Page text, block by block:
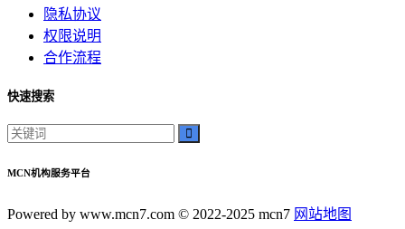
隐私协议
权限说明
合作流程
快速搜索
MCN机构服务平台
Powered by www.mcn7.com © 2022-2025 mcn7 网站地图